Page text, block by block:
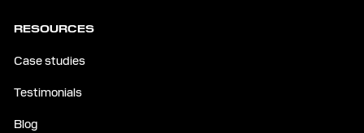
RESOURCES
Case studies
Testimonials
Blog